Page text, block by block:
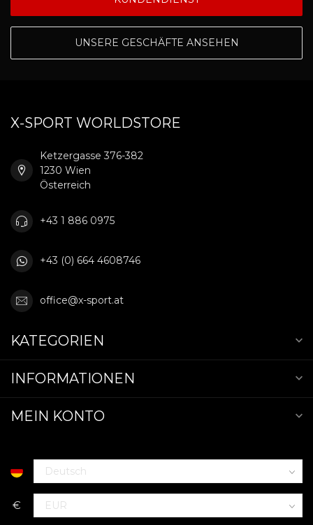
UNSERE GESCHÄFTE ANSEHEN
X-SPORT WORLDSTORE
Ketzergasse 376-382
1230 Wien
Österreich
+43 1 886 0975
+43 (0) 664 4608746
office@x-sport.at
KATEGORIEN
INFORMATIONEN
MEIN KONTO
€